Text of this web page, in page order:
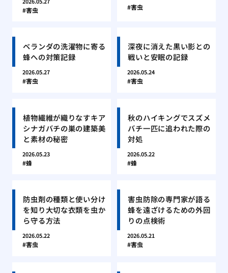
害虫 害虫
ベランダの洗濯物に寄る
蜂への対策記録
2026.05.27
害虫
深夜に消えた黒い影との
戦いと安眠の記録
2026.05.24
害虫
植物繊維が織りなすキア
シナガバチの巣の建築美
と素材の秘密
2026.05.23
蜂
秋のハイキングでスズメ
バチ一匹に追われた際の
対処
2026.05.22
蜂
防虫剤の種類と使い分け
を知り大切な衣類を虫か
ら守る方法
2026.05.22
害虫
害虫防除の専門家が語る
蜂を遠ざけるための外回
りの点検術
2026.05.21
害虫